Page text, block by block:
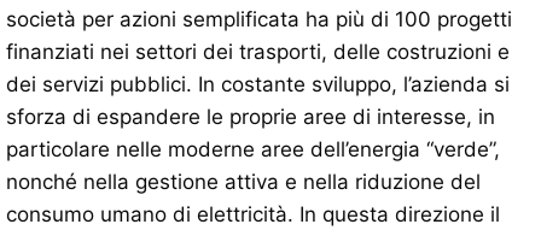
società per azioni semplificata ha più di 100 progetti
finanziati nei settori dei trasporti, delle costruzioni e
dei servizi pubblici. In costante sviluppo, l’azienda si
sforza di espandere le proprie aree di interesse, in
particolare nelle moderne aree dell’energia “verde”,
nonché nella gestione attiva e nella riduzione del
consumo umano di elettricità. In questa direzione il